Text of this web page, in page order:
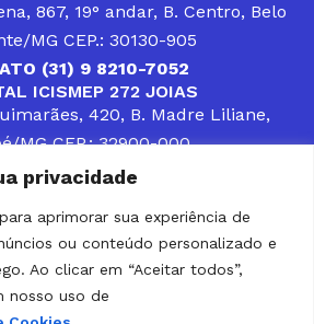
privacidade
aprimorar sua experiência de
ou conteúdo personalizado e
Ao clicar em “Aceitar todos”,
nosso uso de
867, 19° andar, B. Centro, Belo
MG CEP.: 30130-905
(31) 9 8210-7052
ICISMEP 272 JOIAS
420, B. Madre Liliane,
MG CEP.: 32900-000
4400 ou (31) 9 8309-8660
AÇÕES E SERVIÇOS
A ASSISTÊNCIA À
EM QUE ATUA, SENDO
CONSORCIADOS NA
ENFRENTADAS POR
É O COMPROMISSO DO
ICISMEP.